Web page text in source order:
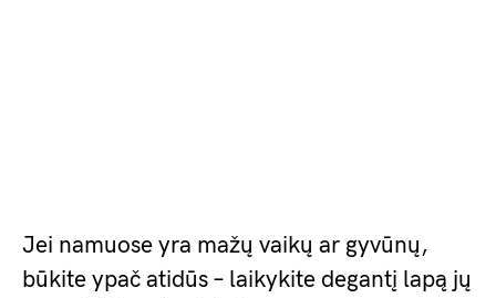
Jei namuose yra mažų vaikų ar gyvūnų,
būkite ypač atidūs – laikykite degantį lapą jų